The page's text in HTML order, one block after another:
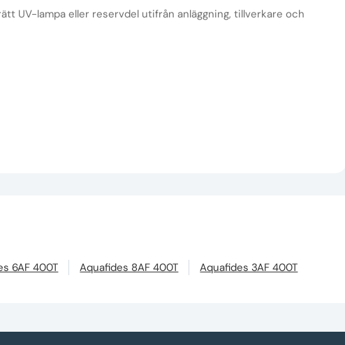
UV-lampa eller reservdel utifrån anläggning, tillverkare och
6AF 400T Aquafides 8AF 400T Aquafides 3AF 400T